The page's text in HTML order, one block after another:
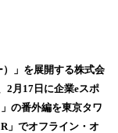
」を展開する株式会
2月17日に企業eスポ
の番外編を東京タワ
」でオフライン・オ